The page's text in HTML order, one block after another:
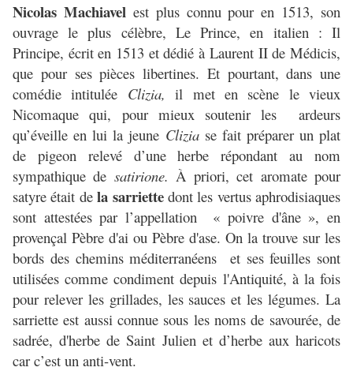
Nicolas Machiavelest plus connu pour en 1513, son
ouvrage le plus célèbre, Le Prince, en italien : Il
Principe, écrit en 1513 et dédié à Laurent II de Médicis,
que pour ses pièces libertines. Et pourtant, dans une
comédie intitulée Clizia, il met en scène le vieux
Nicomaque qui, pour mieux soutenir les ardeurs
qu’éveille en lui la jeune Cliziase fait préparer un plat
de pigeon relevé d’une herbe répondant au nom
sympathique de satirione. À priori, cet aromate pour
satyre était dela sarriettedont les vertus aphrodisiaques
sont attestées par l’appellation « poivre d'âne », en
provençal Pèbre d'ai ou Pèbre d'ase. On la trouve sur les
bords des chemins méditerranéens et ses feuilles sont
utilisées comme condiment depuis l'Antiquité, à la fois
pour relever les grillades, les sauces et les légumes. La
sarriette est aussi connue sous les noms de savourée, de
sadrée, d'herbe de Saint Julien et d’herbe aux haricots
car c’est un anti-vent.